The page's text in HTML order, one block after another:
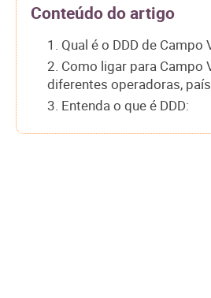
Conteúdo do artigo
1. Qual é o DDD de Campo
2. Como ligar para Campo
diferentes operadoras,
3. Entenda o que é DDD: